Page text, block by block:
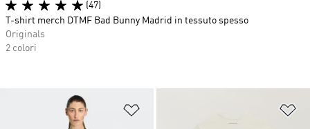
Aggiungi alla lista dei desideri
(47)
T-shirt merch DTMF Bad Bunny Madrid in tessuto spesso
Originals
2 colori